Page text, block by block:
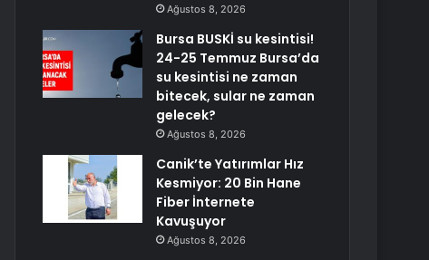
Ağustos 8, 2026
Bursa BUSKİ su kesintisi!
24-25 Temmuz Bursa’da
su kesintisi ne zaman
bitecek, sular ne zaman
gelecek?
Ağustos 8, 2026
Canik’te Yatırımlar Hız
Kesmiyor: 20 Bin Hane
Fiber İnternete
Kavuşuyor
Ağustos 8, 2026